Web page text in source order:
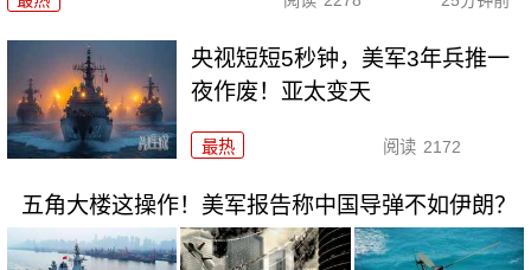
央视短短5秒钟，美军3年兵推一
夜作废！亚太变天
最热 阅读 2172
五角大楼这操作！美军报告称中国导弹不如伊朗？